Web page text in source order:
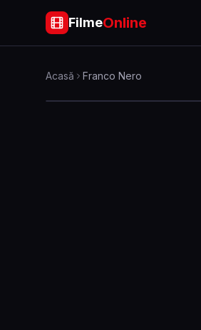
FilmeOnline
Acasă Franco Nero